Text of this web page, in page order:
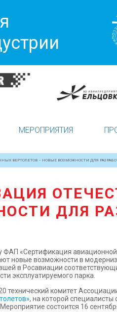
МЕРОПРИЯТИЯ
ВЕРТОЛЕТОВ – НОВЫЕ ВОЗМОЖНОСТИ ДЛЯ
ДЛЯ
ФАП «Сертификация
новые возможности в
в Росавиации
эксплуатируемого парка.
технический комитет
, на которой
состоится 16